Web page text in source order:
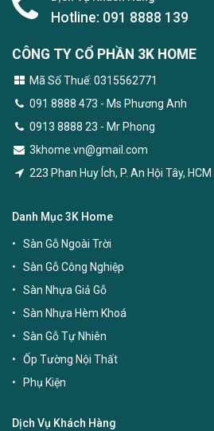
Hotline: 091 8888 139
CÔNG TY CỔ PHẦN 3K HOME
Mã Số Thuế: 0315562771
091 8888 473 - Ms Phương Anh
0913 8888 23 - Mr Phong
3khome.vn@gmail.com
223 Phan Huy Ích, P. An Hội Tây, HCM
Danh Mục 3K Home
Sàn Gỗ Ngoài Trời
Sàn Gỗ Công Nghiệp
Sàn Nhựa Giả Gỗ
Sàn Nhựa Hèm Khoá
Sàn Gỗ Tự Nhiên
Ốp Tường Nội Thất
Phụ Kiện
Dịch Vụ Khách Hàng